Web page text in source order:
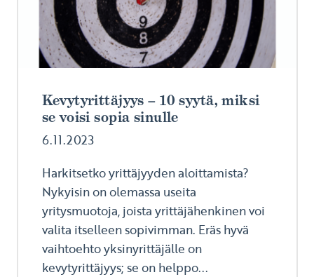
Kevytyrittäjyys – 10 syytä, miksi
se voisi sopia sinulle
6.11.2023
Harkitsetko yrittäjyyden aloittamista?
Nykyisin on olemassa useita
yritysmuotoja, joista yrittäjähenkinen voi
valita itselleen sopivimman. Eräs hyvä
vaihtoehto yksinyrittäjälle on
kevytyrittäjyys; se on helppo...